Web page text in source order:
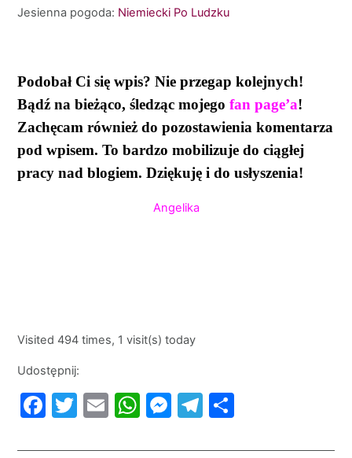
Jesienna pogoda: Niemiecki Po Ludzku
Podobał Ci się wpis? Nie przegap kolejnych!
Bądź na bieżąco, śledząc mojegofan page’a!
Zachęcam również do pozostawienia komentarza
pod wpisem. To bardzo mobilizuje do ciągłej
pracy nad blogiem. Dziękuję i do usłyszenia!
Angelika
Visited 494 times, 1 visit(s) today
Udostępnij:
F
T
E
W M T